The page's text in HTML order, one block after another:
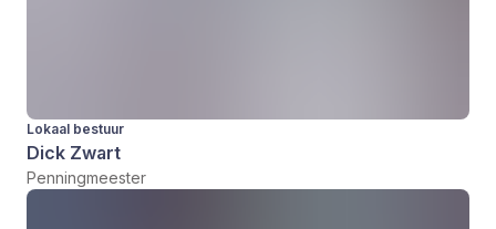
Lokaal bestuur
Dick Zwart
Penningmeester